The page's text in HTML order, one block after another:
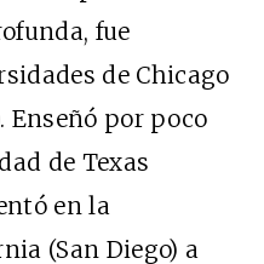
fue
de Chicago
Enseñó por poco
de Texas
en la
(San Diego) a